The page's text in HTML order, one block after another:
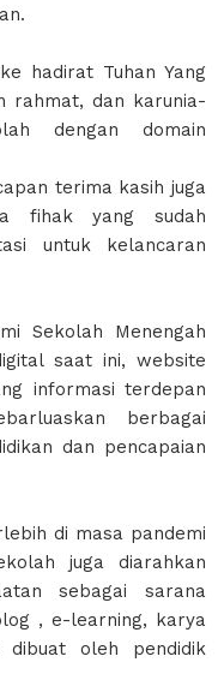
hadirat Tuhan Yang
rahmat, dan karunia-
dengan domain
terima kasih juga
fihak yang sudah
untuk kelancaran
Sekolah Menengah
saat ini, website
informasi terdepan
berbagai
dan pencapaian
di masa pandemi
juga diarahkan
sebagai sarana
, e-learning, karya
dibuat oleh pendidik